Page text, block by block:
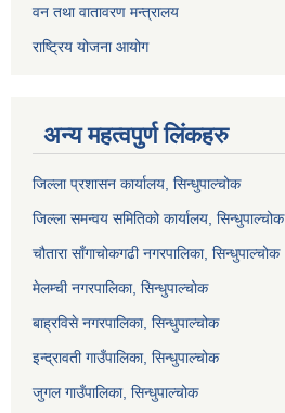
वन तथा वातावरण मन्त्रालय
राष्ट्रिय योजना आयोग
अन्य महत्वपुर्ण लिंकहरु
जिल्ला प्रशासन कार्यालय, सिन्धुपाल्चोक
जिल्ला समन्वय समितिको कार्यालय, सिन्धुपाल्चोक
चौतारा साँगाचोकगढी नगरपालिका, सिन्धुपाल्चोक
मेलम्ची नगरपालिका, सिन्धुपाल्चोक
बाह्रविसे नगरपालिका, सिन्धुपाल्चोक
इन्द्रावती गाउँपालिका, सिन्धुपाल्चोक
जुगल गाउँपालिका, सिन्धुपाल्चोक